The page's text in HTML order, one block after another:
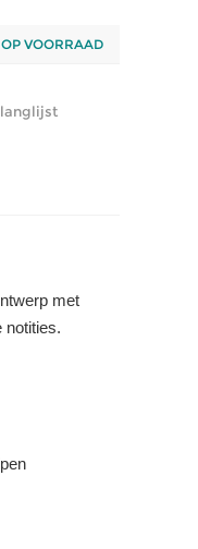
OP VOORRAAD
met
notities.